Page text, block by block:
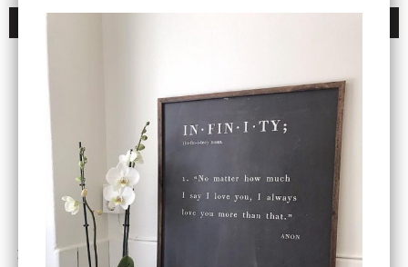
Cloudy kruka mini, vit
199 kr
Star Trading
Bordslampa Mushroom
499 kr